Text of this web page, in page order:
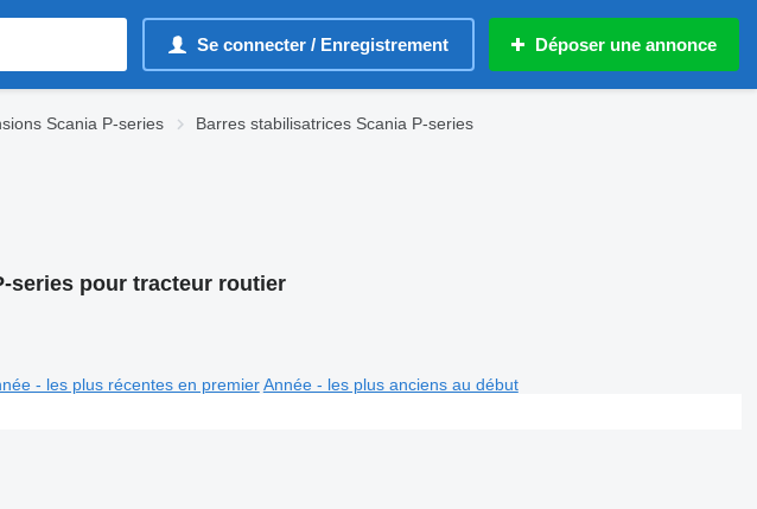
Se connecter / Enregistrement Déposer une annonce
Scania P-series
Barres stabilisatrices Scania P-series
series pour tracteur routier
- les plus récentes en premier Année - les plus anciens au début